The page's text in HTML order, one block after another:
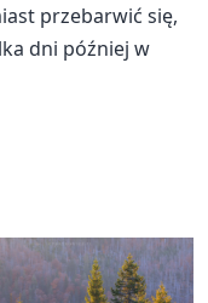
przebarwić się,
dni później w